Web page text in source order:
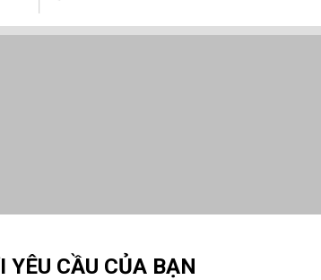
CẦU CỦA BẠN